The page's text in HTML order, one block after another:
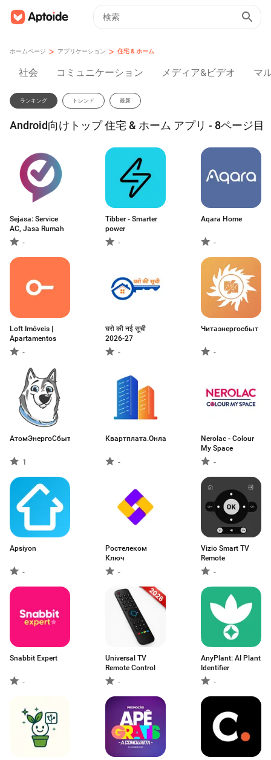
ホームページ > アプリケーション > 住宅 & ホーム
社会 コミュニケーション メディア&ビデオ マ
ランキング トレンド 最新
Android向けトップ 住宅 & ホーム アプリ - 8ページ目
Sejasa: Service
AC, Jasa Rumah
-
Tibber - Smarter
power
-
Aqara Home
-
Loft Imóveis |
Apartamentos
-
घरो की नई सूची
2026-27
-
Читаэнергосбыт
-
АтомЭнергоСбыт
1
Квартплата.Онлайн
-
Nerolac - Colour
My Space
-
Apsiyon
-
Ростелеком
Ключ
-
Vizio Smart TV
Remote
-
Snabbit Expert
-
Universal TV
Remote Control
-
AnyPlant: AI Plant
Identifier
-